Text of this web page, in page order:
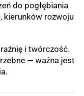
do pogłębiania
kierunków rozwoju
i twórczość.
— ważna jest